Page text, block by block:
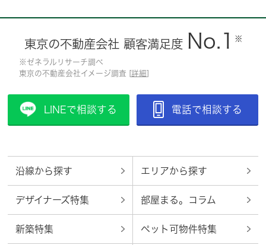
東京の不動産会社 顧客満足度 No.1 ※
※ゼネラルリサーチ調べ
東京の不動産会社イメージ調査 [ 詳細
LINEで相談する 電話で相談する
沿線から探す エリアから探す
デザイナーズ特集 部屋まる。コラム
新築特集 ペット可物件特集